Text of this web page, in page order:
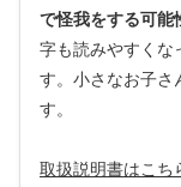
で怪我をする可能
字も読みやすくな
す。小さなお子さ
す。
取扱説明書はこち